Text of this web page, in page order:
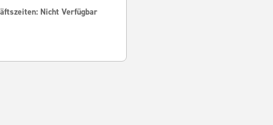
Nicht Verfügbar